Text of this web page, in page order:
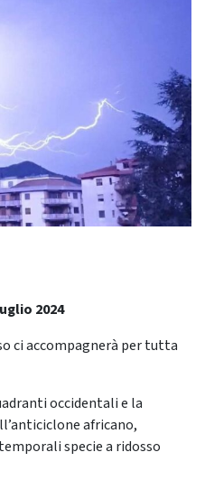
2024
ci accompagnerà per tutta
occidentali e la
africano,
specie a ridosso